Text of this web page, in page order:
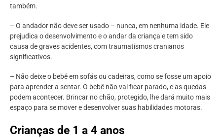
também.
– O andador não deve ser usado – nunca, em nenhuma idade. Ele
prejudica o desenvolvimento e o andar da criança e tem sido
causa de graves acidentes, com traumatismos cranianos
significativos.
– Não deixe o bebê em sofás ou cadeiras, como se fosse um apoio
para aprender a sentar. O bebê não vai ficar parado, e as quedas
podem acontecer. Brincar no chão, protegido, lhe dará muito mais
espaço para se mover e desenvolver suas habilidades motoras.
Crianças de 1 a 4 anos